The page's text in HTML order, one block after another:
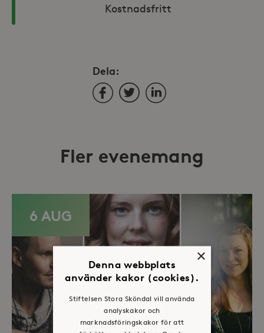
Kostnadsfritt
Dela:
FacebookTwitterLinkedIn
Fler evenemang
6 AUG
×
Denna webbplats
använder kakor (cookies).
Stiftelsen Stora Sköndal vill använda
analyskakor och
marknadsföringskakor för att